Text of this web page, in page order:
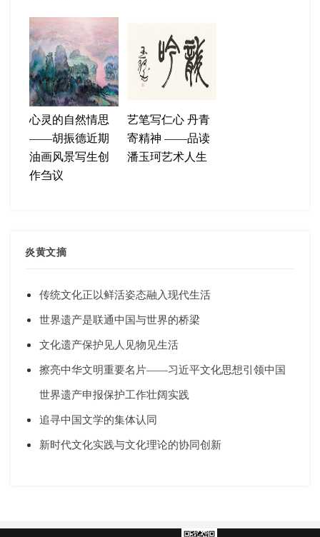
心灵的自然情思
——胡振德近期
油画风景写生创
作刍议
艺笔写仁心 丹青
寄精神 ——品读
潘玉珂艺术人生
炎黄文摘
传统文化正以鲜活姿态融入现代生活
世界遗产是联通中国与世界的桥梁
文化遗产保护见人见物见生活
擦亮中华文明重要名片——习近平文化思想引领中国
世界遗产申报保护工作壮阔实践
追寻中国文学的集体认同
新时代文化实践与文化理论的协同创新